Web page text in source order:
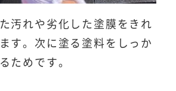
汚れや劣化した塗膜をきれ
す。次に塗る塗料をしっか
ためです。